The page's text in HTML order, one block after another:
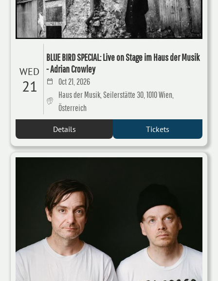
WED
21
BLUE BIRD SPECIAL: Live on Stage im Haus der Musik
- Adrian Crowley
Oct 21, 2026
Haus der Musik, Seilerstätte 30, 1010 Wien,
Österreich
Details Tickets